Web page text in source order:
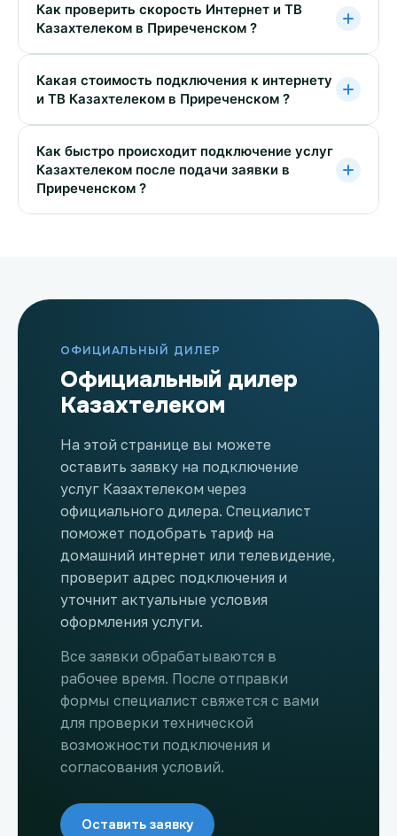
Как проверить скорость Интернет и ТВ
Казахтелеком в Приреченском ?
Какая стоимость подключения к интернету
и ТВ Казахтелеком в Приреченском ?
Как быстро происходит подключение услуг
Казахтелеком после подачи заявки в
Приреченском ?
ОФИЦИАЛЬНЫЙ ДИЛЕР
Официальный дилер
Казахтелеком
На этой странице вы можете
оставить заявку на подключение
услуг Казахтелеком через
официального дилера. Специалист
поможет подобрать тариф на
домашний интернет или телевидение,
проверит адрес подключения и
уточнит актуальные условия
оформления услуги.
Все заявки обрабатываются в
рабочее время. После отправки
формы специалист свяжется с вами
для проверки технической
возможности подключения и
согласования условий.
Оставить заявку